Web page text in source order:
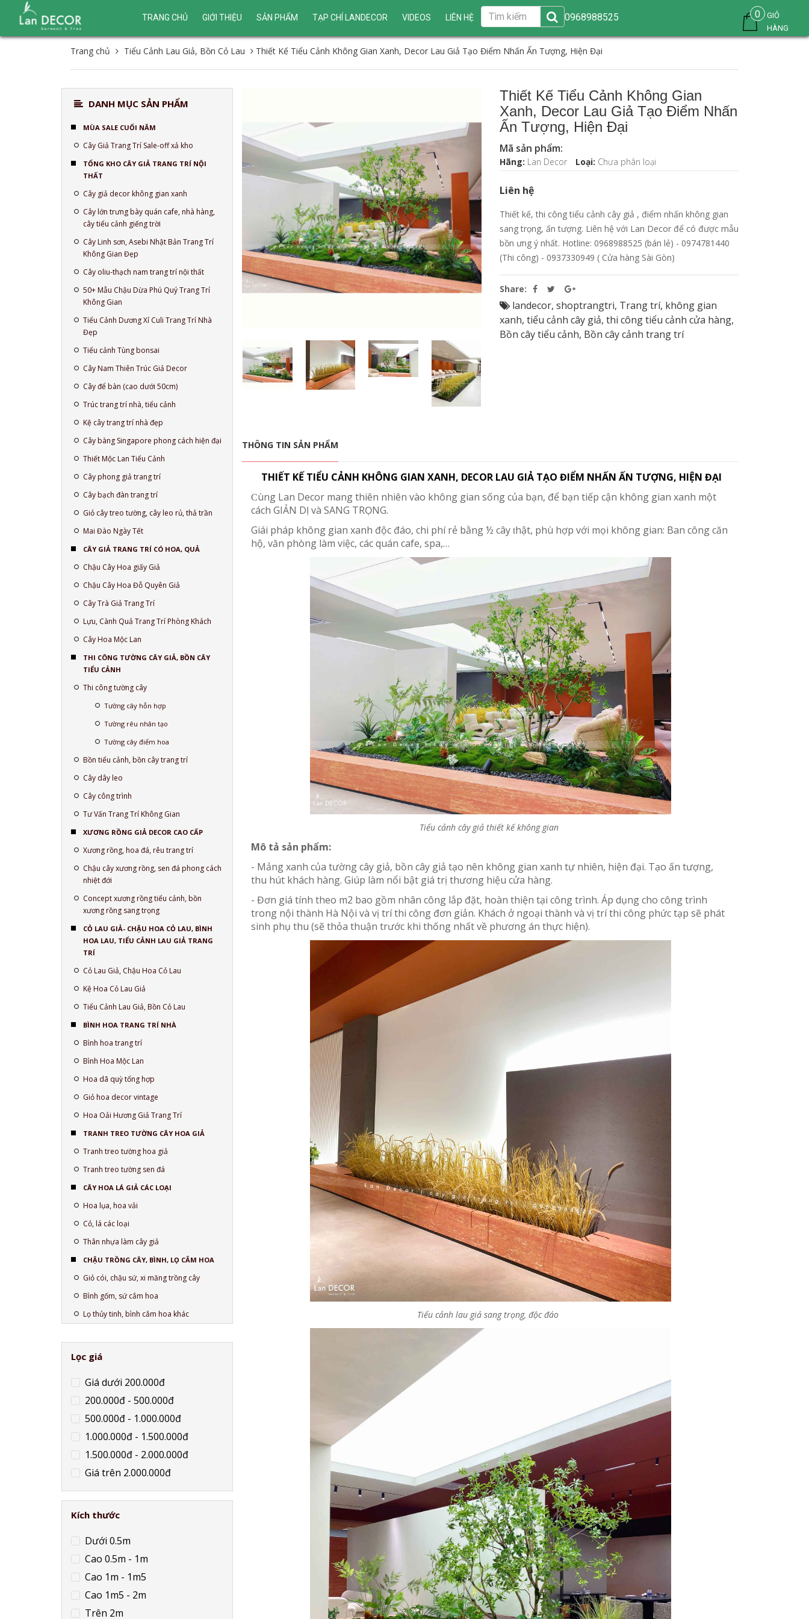
TRANG CHỦ GIỚI THIỆU SẢN PHẨM TẠP CHÍ LANDECOR VIDEOS LIÊN HỆ 0968988525 0
GIỎ
HÀNG
Trang chủ Tiểu Cảnh Lau Giả, Bồn Cỏ Lau Thiết Kế Tiểu Cảnh Không Gian Xanh, Decor Lau Giả Tạo Điểm Nhấn Ấn Tượng, Hiện Đại
Thiết Kế Tiểu Cảnh Không Gian
Xanh, Decor Lau Giả Tạo Điểm Nhấn
Ấn Tượng, Hiện Đại
Mã sản phẩm:
Hãng: Lan Decor Loại: Chưa phân loại
Liên hệ
Thiết kế, thi công tiểu cảnh cây giả , điểm nhấn không gian
sang trọng, ấn tượng. Liên hệ với Lan Decor để có được mẫu
bồn ưng ý nhất. Hotline: 0968988525 (bán lẻ) - 0974781440
(Thi công) - 0937330949 ( Cửa hàng Sài Gòn)
Share:
landecor, shoptrangtri, Trang trí, không gian
xanh, tiểu cảnh cây giả, thi công tiểu cảnh cửa hàng,
Bồn cây tiểu cảnh, Bồn cây cảnh trang trí
THÔNG TIN SẢN PHẨM
THIẾT KẾ TIỂU CẢNH KHÔNG GIAN XANH, DECOR LAU GIẢ TẠO ĐIỂM NHẤN ẤN TƯỢNG, HIỆN ĐẠI
Cùng Lan Decor mang thiên nhiên vào không gian sống của bạn, để bạn tiếp cận không gian xanh một
cách GIẢN DỊ và SANG TRỌNG.
Giái pháp không gian xanh độc đáo, chi phí rẻ bằng ½ cây thật, phù hợp với mọi không gian: Ban công căn
hộ, văn phòng làm việc, các quán cafe, spa,…
Tiểu cảnh cây giả thiết kế không gian
Mô tả sản phẩm:
- Mảng xanh của tường cây giả, bồn cây giả tạo nên không gian xanh tự nhiên, hiện đại. Tạo ấn tượng,
thu hút khách hàng. Giúp làm nổi bật giá trị thương hiệu cửa hàng.
- Đơn giá tính theo m2 bao gồm nhân công lắp đặt, hoàn thiện tại công trình. Áp dụng cho công trình
trong nội thành Hà Nội và vị trí thi công đơn giản. Khách ở ngoại thành và vị trí thi công phức tạp sẽ phát
sinh phụ thu (sẽ thỏa thuận trước khi thống nhất về phương án thực hiện).
Tiểu cảnh lau giả sang trọng, độc đáo
DANH MỤC SẢN PHẨM
MÙA SALE CUỐI NĂM
Cây Giả Trang Trí Sale-off xả kho
TỔNG KHO CÂY GIẢ TRANG TRÍ NỘI
THẤT
Cây giả decor không gian xanh
Cây lớn trưng bày quán cafe, nhà hàng,
cây tiểu cảnh giếng trời
Cây Linh sơn, Asebi Nhật Bản Trang Trí
Không Gian Đẹp
Cây oliu-thạch nam trang trí nội thất
50+ Mẫu Chậu Dừa Phú Quý Trang Trí
Không Gian
Tiểu Cảnh Dương Xỉ Culi Trang Trí Nhà
Đẹp
Tiểu cảnh Tùng bonsai
Cây Nam Thiên Trúc Giả Decor
Cây để bàn (cao dưới 50cm)
Trúc trang trí nhà, tiểu cảnh
Kệ cây trang trí nhà đẹp
Cây bàng Singapore phong cách hiện đại
Thiết Mộc Lan Tiểu Cảnh
Cây phong giả trang trí
Cây bạch đàn trang trí
Giỏ cây treo tường, cây leo rủ, thả trần
Mai Đào Ngày Tết
CÂY GIẢ TRANG TRÍ CÓ HOA, QUẢ
Chậu Cây Hoa giấy Giả
Chậu Cây Hoa Đỗ Quyên Giả
Cây Trà Giả Trang Trí
Lựu, Cành Quả Trang Trí Phòng Khách
Cây Hoa Mộc Lan
THI CÔNG TƯỜNG CÂY GIẢ, BỒN CÂY
TIỂU CẢNH
Thi công tường cây
Tường cây hỗn hợp
Tường rêu nhân tạo
Tường cây điểm hoa
Bồn tiểu cảnh, bồn cây trang trí
Cây dây leo
Cây công trình
Tư Vấn Trang Trí Không Gian
XƯƠNG RỒNG GIẢ DECOR CAO CẤP
Xương rồng, hoa đá, rêu trang trí
Chậu cây xương rồng, sen đá phong cách
nhiệt đới
Concept xương rồng tiểu cảnh, bồn
xương rồng sang trọng
CỎ LAU GIẢ- CHẬU HOA CỎ LAU, BÌNH
HOA LAU, TIỂU CẢNH LAU GIẢ TRANG
TRÍ
Cỏ Lau Giả, Chậu Hoa Cỏ Lau
Kệ Hoa Cỏ Lau Giả
Tiểu Cảnh Lau Giả, Bồn Cỏ Lau
BÌNH HOA TRANG TRÍ NHÀ
Bình hoa trang trí
Bình Hoa Mộc Lan
Hoa dã quỳ tổng hợp
Giỏ hoa decor vintage
Hoa Oải Hương Giả Trang Trí
TRANH TREO TƯỜNG CÂY HOA GIẢ
Tranh treo tường hoa giả
Tranh treo tường sen đá
CÂY HOA LÁ GIẢ CÁC LOẠI
Hoa lụa, hoa vải
Cỏ, lá các loại
Thân nhựa làm cây giả
CHẬU TRỒNG CÂY, BÌNH, LỌ CẮM HOA
Giỏ cói, chậu sứ, xi măng trồng cây
Bình gốm, sứ cắm hoa
Lọ thủy tinh, bình cắm hoa khác
Lọc giá
Giá dưới 200.000đ
200.000đ - 500.000đ
500.000đ - 1.000.000đ
1.000.000đ - 1.500.000đ
1.500.000đ - 2.000.000đ
Giá trên 2.000.000đ
Kích thước
Dưới 0.5m
Cao 0.5m - 1m
Cao 1m - 1m5
Cao 1m5 - 2m
Trên 2m